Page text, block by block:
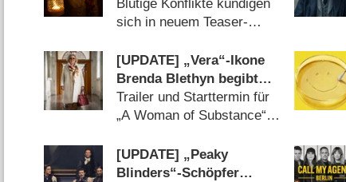
„Game of Thrones“-
Prequels
Blutige Konflikte kündigen
sich in neuem Teaser-
[UPDATE] „Vera“-Ikone
Brenda Blethyn begibt
sich in neuer Serie auf
einen Rachefeldzug
Trailer und Starttermin für
„A Woman of Substance“
[UPDATE] „Peaky
Blinders“-Schöpfer